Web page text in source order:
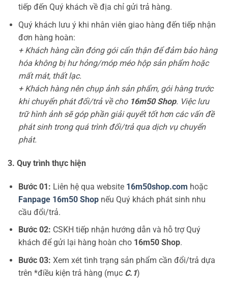
tiếp đến Quý khách về địa chỉ gửi trả hàng.
Quý khách lưu ý khi nhân viên giao hàng đến tiếp nhận
đơn hàng hoàn:
+ Khách hàng cần đóng gói cẩn thận để đảm bảo hàng
hóa không bị hư hỏng/móp méo hộp sản phẩm hoặc
mất mát, thất lạc.
+ Khách hàng nên chụp ảnh sản phẩm, gói hàng trước
khi chuyển phát đổi/trả về cho 16m50 Shop. Việc lưu
trữ hình ảnh sẽ góp phần giải quyết tốt hơn các vấn đề
phát sinh trong quá trình đổi/trả qua dịch vụ chuyển
phát.
3. Quy trình thực hiện
Bước 01: Liên hệ qua website 16m50shop.com hoặc
Fanpage 16m50 Shopnếu Quý khách phát sinh nhu
cầu đổi/trả.
Bước 02: CSKH tiếp nhận hướng dẫn và hỗ trợ Quý
khách để gửi lại hàng hoàn cho 16m50 Shop.
Bước 03: Xem xét tình trạng sản phẩm cần đổi/trả dựa
trên *điều kiện trả hàng (mục C.1)